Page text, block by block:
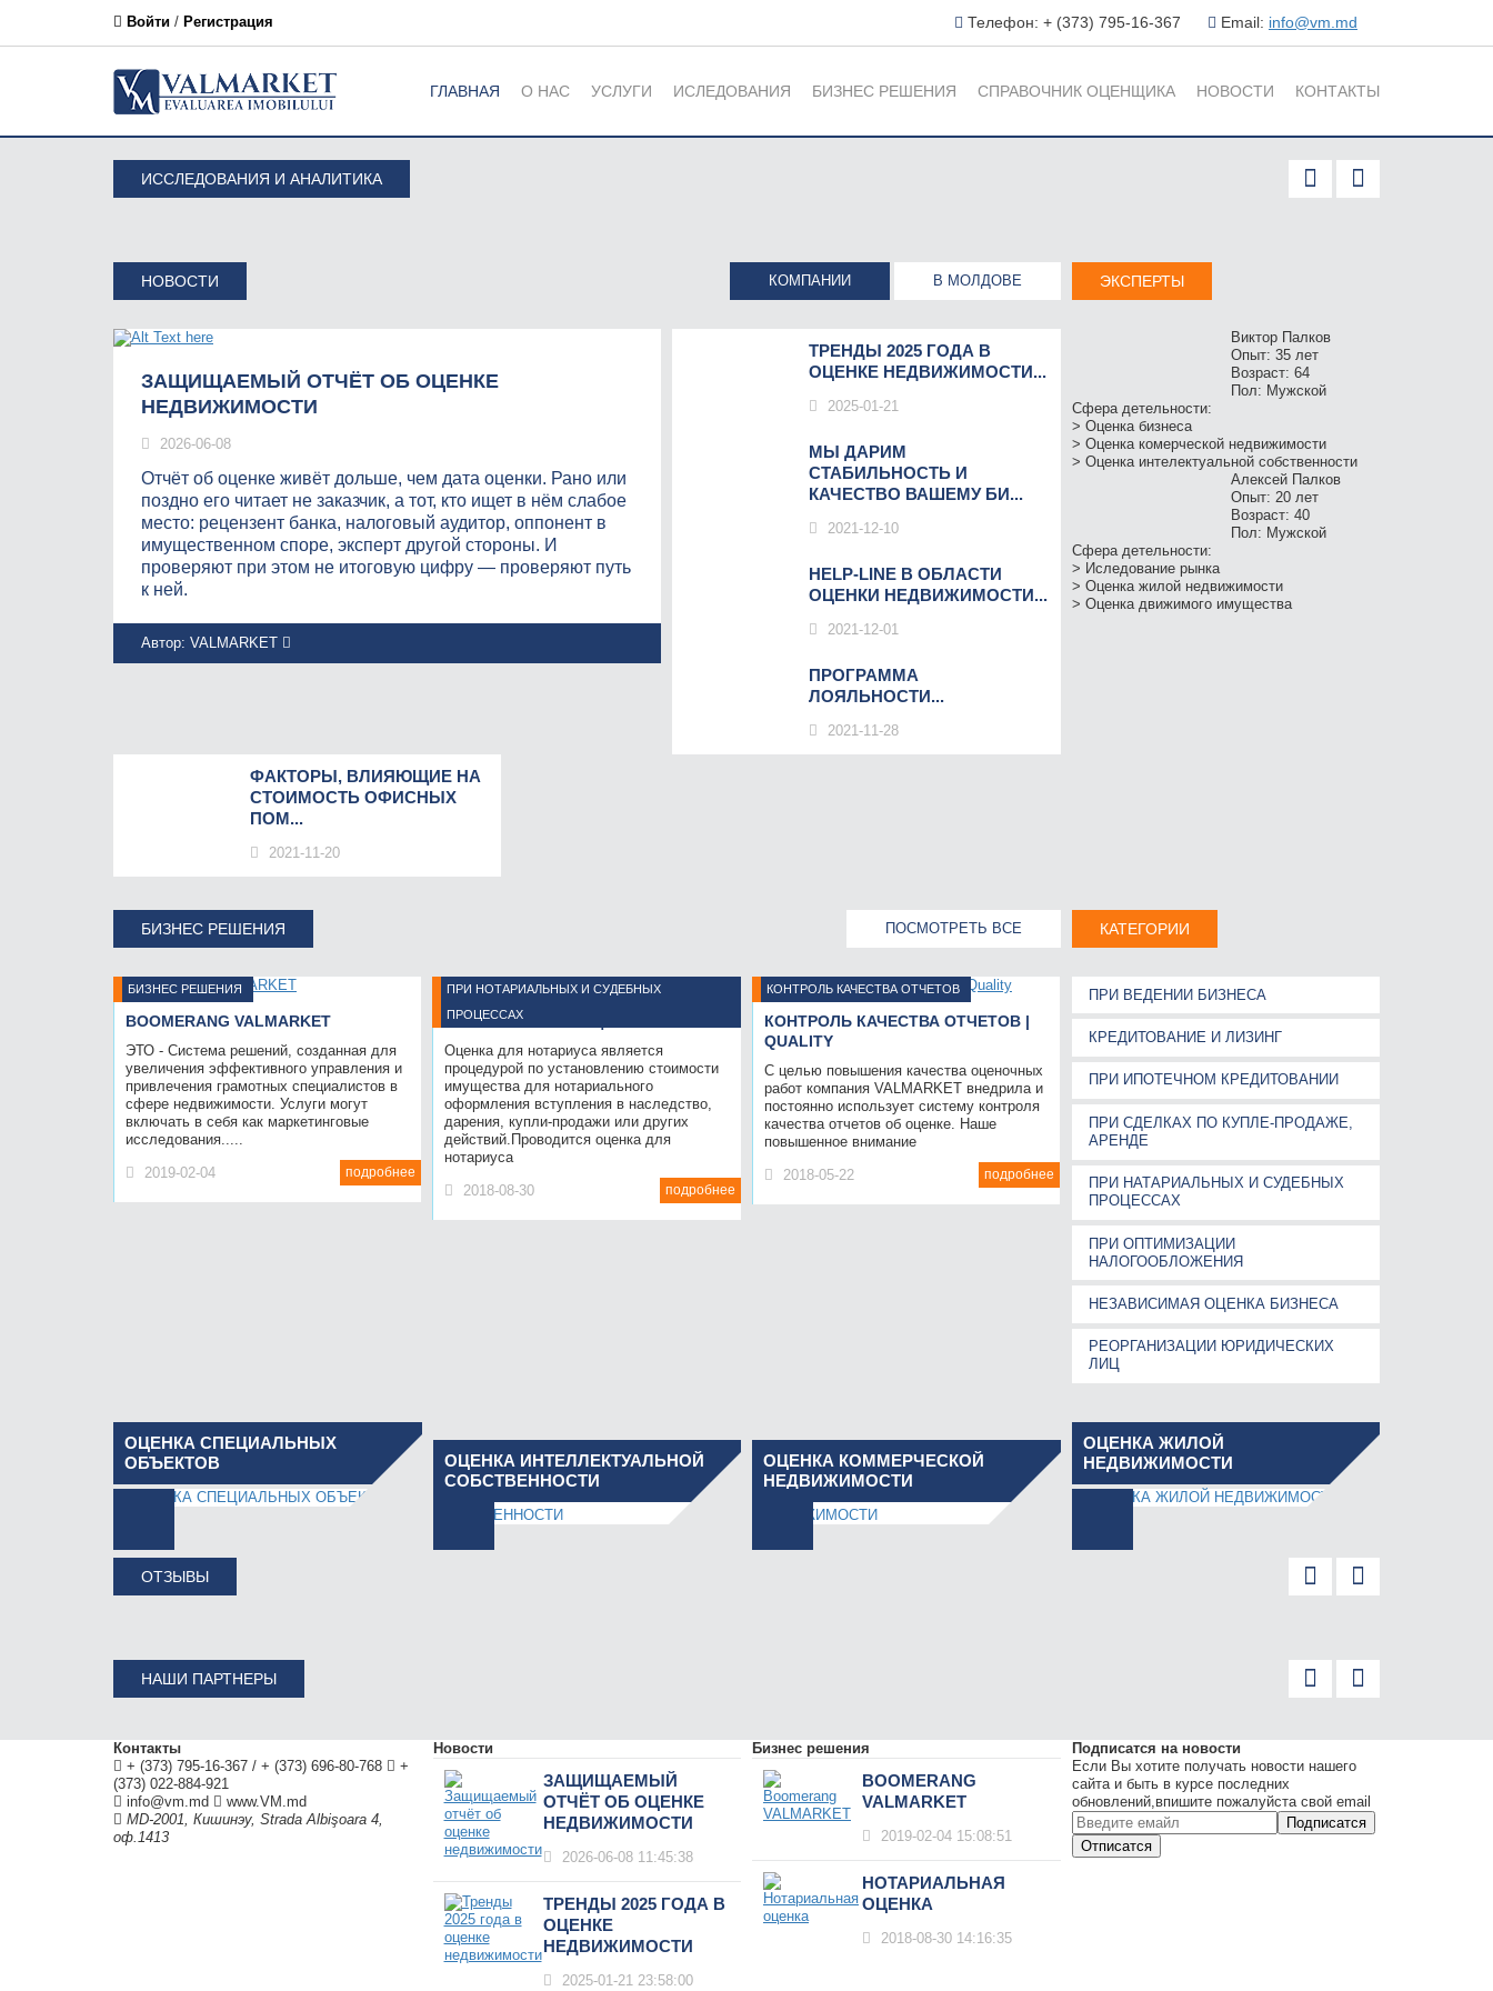
Войти / Регистрация Телефон: + (373) 795-16-367 Email: info@vm.md
ГЛАВНАЯ О НАС УСЛУГИ ИСЛЕДОВАНИЯ БИЗНЕС РЕШЕНИЯ СПРАВОЧНИК ОЦЕНЩИКА НОВОСТИ КОНТАКТЫ
ИССЛЕДОВАНИЯ И АНАЛИТИКА
НОВОСТИ КОМПАНИИ В МОЛДОВЕ
ЗАЩИЩАЕМЫЙ ОТЧЁТ ОБ ОЦЕНКЕ
НЕДВИЖИМОСТИ
2026-06-08
Отчёт об оценке живёт дольше, чем дата оценки. Рано или
поздно его читает не заказчик, а тот, кто ищет в нём слабое
место: рецензент банка, налоговый аудитор, оппонент в
имущественном споре, эксперт другой стороны. И
проверяют при этом не итоговую цифру — проверяют путь
к ней.
Автор: VALMARKET
ТРЕНДЫ 2025 ГОДА В
ОЦЕНКЕ НЕДВИЖИМОСТИ...
2025-01-21
МЫ ДАРИМ
СТАБИЛЬНОСТЬ И
КАЧЕСТВО ВАШЕМУ БИ...
2021-12-10
HELP-LINE В ОБЛАСТИ
ОЦЕНКИ НЕДВИЖИМОСТИ...
2021-12-01
ПРОГРАММА
ЛОЯЛЬНОСТИ...
2021-11-28
ФАКТОРЫ, ВЛИЯЮЩИЕ НА
СТОИМОСТЬ ОФИСНЫХ
ПОМ...
2021-11-20
ЭКСПЕРТЫ
Виктор Палков
Опыт:35 лет
Возраст:64
Пол: Мужской
Сфера детельности:
> Оценка бизнеса
> Оценка комерческой недвижимости
> Оценка интелектуальной собственности
Алексей Палков
Опыт:20 лет
Возраст:40
Пол: Мужской
Сфера детельности:
> Иследование рынка
> Оценка жилой недвижимости
> Оценка движимого имущества
БИЗНЕС РЕШЕНИЯ ПОСМОТРЕТЬ ВСЕ
БИЗНЕС РЕШЕНИЯ
BOOMERANG VALMARKET
ЭТО - Система решений, созданная для
увеличения эффективного управления и
привлечения грамотных специалистов в
сфере недвижимости. Услуги могут
включать в себя как маркетинговые
исследования.....
2019-02-04
подробнее
ПРИ НОТАРИАЛЬНЫХ И СУДЕБНЫХ
ПРОЦЕССАХ
НОТАРИАЛЬНАЯ ОЦЕНКА
Оценка для нотариуса является
процедурой по установлению стоимости
имущества для нотариального
оформления вступления в наследство,
дарения, купли-продажи или других
действий.Проводится оценка для
нотариуса
2018-08-30
подробнее
КОНТРОЛЬ КАЧЕСТВА ОТЧЕТОВ
КОНТРОЛЬ КАЧЕСТВА ОТЧЕТОВ |
QUALITY
С целью повышения качества оценочных
работ компания VALMARKET внедрила и
постоянно использует систему контроля
качества отчетов об оценке. Наше
повышенное внимание
2018-05-22
подробнее
КАТЕГОРИИ
ПРИ ВЕДЕНИИ БИЗНЕСА
КРЕДИТОВАНИЕ И ЛИЗИНГ
ПРИ ИПОТЕЧНОМ КРЕДИТОВАНИИ
ПРИ СДЕЛКАХ ПО КУПЛЕ-ПРОДАЖЕ,
АРЕНДЕ
ПРИ НАТАРИАЛЬНЫХ И СУДЕБНЫХ
ПРОЦЕССАХ
ПРИ ОПТИМИЗАЦИИ
НАЛОГООБЛОЖЕНИЯ
НЕЗАВИСИМАЯ ОЦЕНКА БИЗНЕСА
РЕОРГАНИЗАЦИИ ЮРИДИЧЕСКИХ
ЛИЦ
УСЛУГИ
ОЦЕНКА СПЕЦИАЛЬНЫХ
ОБЪЕКТОВ
ОЦЕНКА ИНТЕЛЛЕКТУАЛЬНОЙ
СОБСТВЕННОСТИ
ОЦЕНКА КОММЕРЧЕСКОЙ
НЕДВИЖИМОСТИ
ОЦЕНКА ЖИЛОЙ
НЕДВИЖИМОСТИ
ОТЗЫВЫ
НАШИ ПАРТНЕРЫ
Контакты
+ (373) 795-16-367 / + (373) 696-80-768
+
(373) 022-884-921
info@vm.md
www.VM.md
MD-2001, Кишинэу, Strada Albişoara 4,
оф.1413
Новости
ЗАЩИЩАЕМЫЙ
ОТЧЁТ ОБ ОЦЕНКЕ
НЕДВИЖИМОСТИ
2026-06-08 11:45:38
ТРЕНДЫ 2025 ГОДА В
ОЦЕНКЕ
НЕДВИЖИМОСТИ
2025-01-21 23:58:00
Бизнес решения
BOOMERANG
VALMARKET
2019-02-04 15:08:51
НОТАРИАЛЬНАЯ
ОЦЕНКА
2018-08-30 14:16:35
Подписатся на новости
Если Вы хотите получать новости нашего
сайта и быть в курсе последних
обновлений,впишите пожалуйста свой email
Подписатся
Отписатся